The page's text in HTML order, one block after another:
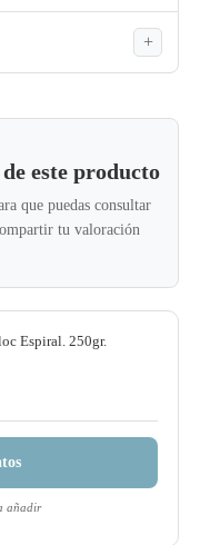
este producto
que puedas consultar
tu valoración
Espiral. 250gr.
añadir